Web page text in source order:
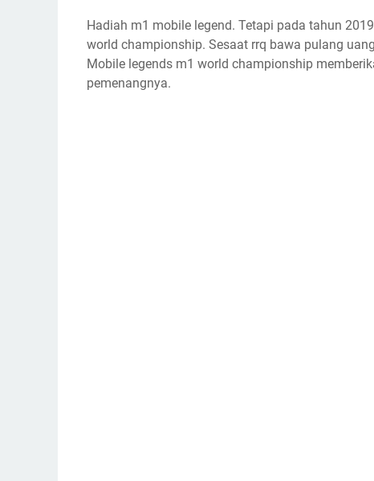
Hadiah m1 mobile legend. Tetapi pada tahun
world championship. Sesaat rrq bawa pulang
Mobile legends m1 world championship
pemenangnya.